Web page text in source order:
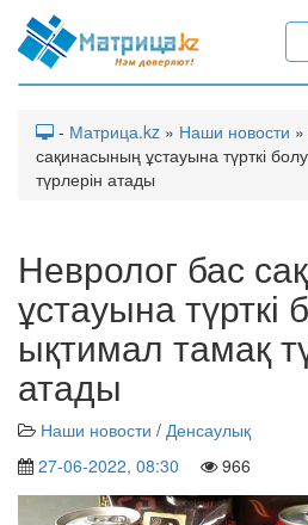
- Матрица.kz » Наши новости
сақинасының ұстауына түрткі
түрлерін атады
Невролог бас
ұстауына түрткі
ықтимал тамақ
атады
Наши новости / Денсаулық
27-06-2022, 08:30
966